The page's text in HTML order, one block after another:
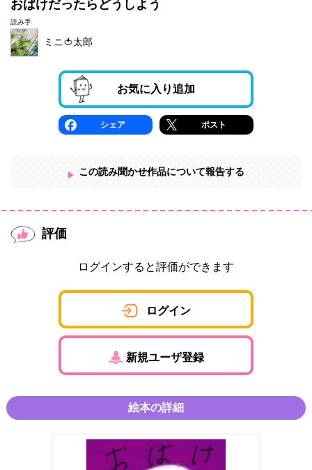
おばけだったらどうしよう
読み手
ミニ🍅太郎
お気に入り追加
シェア ポスト
この読み聞かせ作品について報告する
評価
ログインすると評価ができます
ログイン
新規ユーザ登録
絵本の詳細